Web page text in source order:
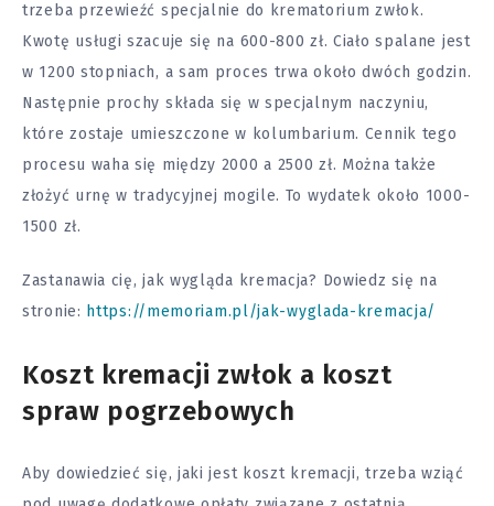
trzeba przewieźć specjalnie do krematorium zwłok.
Kwotę usługi szacuje się na 600-800 zł. Ciało spalane jest
w 1200 stopniach, a sam proces trwa około dwóch godzin.
Następnie prochy składa się w specjalnym naczyniu,
które zostaje umieszczone w kolumbarium. Cennik tego
procesu waha się między 2000 a 2500 zł. Można także
złożyć urnę w tradycyjnej mogile. To wydatek około 1000-
1500 zł.
Zastanawia cię, jak wygląda kremacja? Dowiedz się na
stronie: https://memoriam.pl/jak-wyglada-kremacja/
Koszt kremacji zwłok a koszt
spraw pogrzebowych
Aby dowiedzieć się, jaki jest koszt kremacji, trzeba wziąć